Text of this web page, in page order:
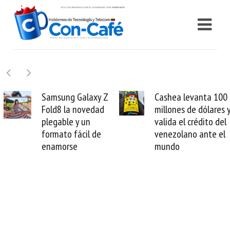
Samsung Galaxy Z
Fold8 la novedad
plegable y un
formato fácil de
enamorse
Cashea levanta 100
millones de dólares y
valida el crédito del
venezolano ante el
mundo